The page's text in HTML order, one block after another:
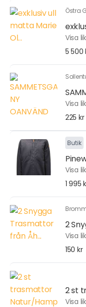
Östra
Visa
5 500
Visa
225 kr
Butik
Visa
1 995
2
Visa
150 kr
2 st
Visa